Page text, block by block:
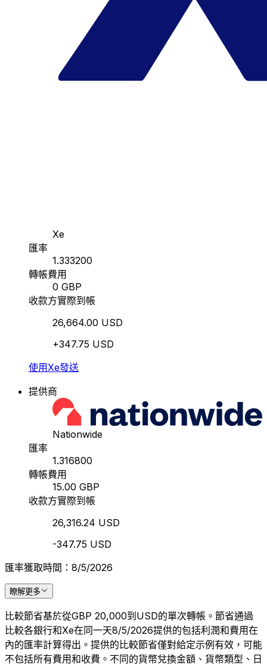
Xe
匯率
1.333200
轉帳費用
0 GBP
收款方實際到帳
26,664.00 USD
+347.75 USD
使用Xe發送
提供商
Nationwide
匯率
1.316800
轉帳費用
15.00 GBP
收款方實際到帳
26,316.24 USD
-347.75 USD
匯率獲取時間：8/5/2026
瞭解更多
比較節省基於從GBP 20,000到USD的單次轉帳。節省通過
比較各銀行和Xe在同一天8/5/2026提供的包括利潤和費用在
內的匯率計算得出。提供的比較節省僅對給定示例有效，可能
不包括所有費用和收費。不同的貨幣兌換金額、貨幣類型、日